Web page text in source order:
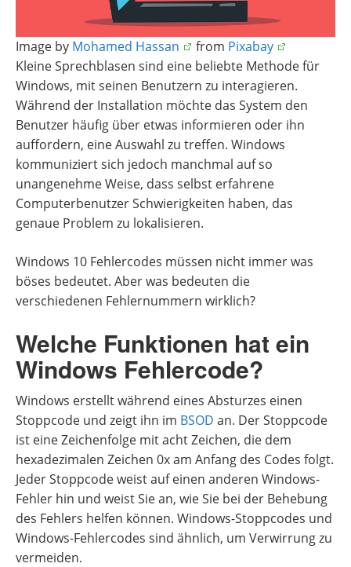
Image by Mohamed Hassan from Pixabay
Kleine Sprechblasen sind eine beliebte Methode für
Windows, mit seinen Benutzern zu interagieren.
Während der Installation möchte das System den
Benutzer häufig über etwas informieren oder ihn
auffordern, eine Auswahl zu treffen. Windows
kommuniziert sich jedoch manchmal auf so
unangenehme Weise, dass selbst erfahrene
Computerbenutzer Schwierigkeiten haben, das
genaue Problem zu lokalisieren.
Windows 10 Fehlercodes müssen nicht immer was
böses bedeutet. Aber was bedeuten die
verschiedenen Fehlernummern wirklich?
Welche Funktionen hat ein
Windows Fehlercode?
Windows erstellt während eines Absturzes einen
Stoppcode und zeigt ihn im BSOD an. Der Stoppcode
ist eine Zeichenfolge mit acht Zeichen, die dem
hexadezimalen Zeichen 0x am Anfang des Codes folgt.
Jeder Stoppcode weist auf einen anderen Windows-
Fehler hin und weist Sie an, wie Sie bei der Behebung
des Fehlers helfen können. Windows-Stoppcodes und
Windows-Fehlercodes sind ähnlich, um Verwirrung zu
vermeiden.